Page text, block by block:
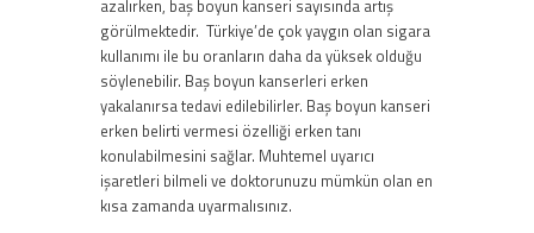
azalırken, baş boyun kanseri sayısında artış
görülmektedir. Türkiye’de çok yaygın olan sigara
kullanımı ile bu oranların daha da yüksek olduğu
söylenebilir. Baş boyun kanserleri erken
yakalanırsa tedavi edilebilirler. Baş boyun kanseri
erken belirti vermesi özelliği erken tanı
konulabilmesini sağlar. Muhtemel uyarıcı
işaretleri bilmeli ve doktorunuzu mümkün olan en
kısa zamanda uyarmalısınız.